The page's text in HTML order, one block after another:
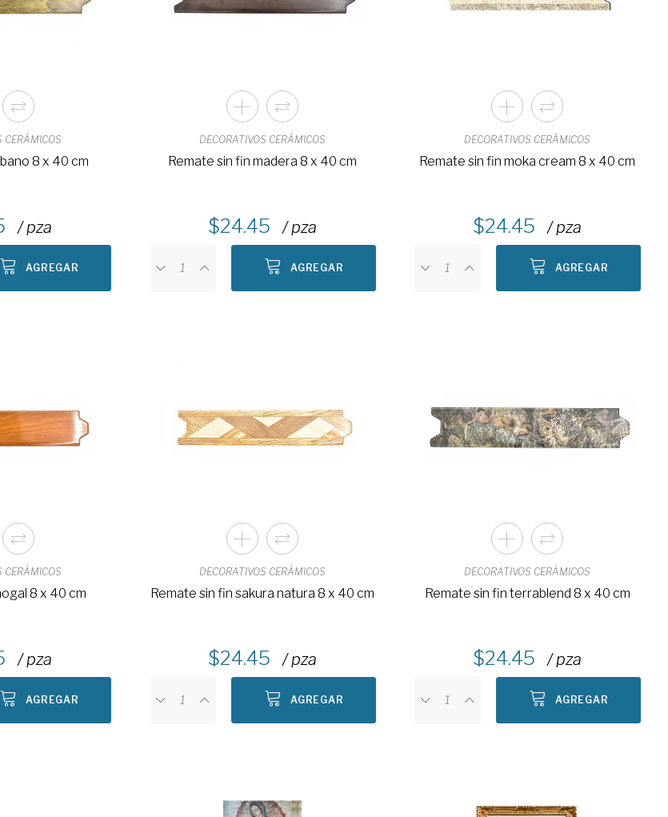
CERÁMICOS
8 x 40 cm
/ pza
AGREGAR
DECORATIVOS CERÁMICOS
Remate sin fin madera 8 x 40 cm
24.45 / pza
AGREGAR
DECORATIVOS CERÁMICOS
Remate sin fin moka cream 8 x 40 cm
24.45 / pza
AGREGAR
CERÁMICOS
8 x 40 cm
/ pza
AGREGAR
DECORATIVOS CERÁMICOS
Remate sin fin sakura natura 8 x 40 cm
24.45 / pza
AGREGAR
DECORATIVOS CERÁMICOS
Remate sin fin terrablend 8 x 40 cm
24.45 / pza
AGREGAR